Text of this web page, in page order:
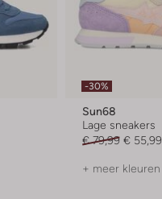
-30%
Sun68
Lage sneakers
€ 79,99 € 55,99
+ meer kleuren